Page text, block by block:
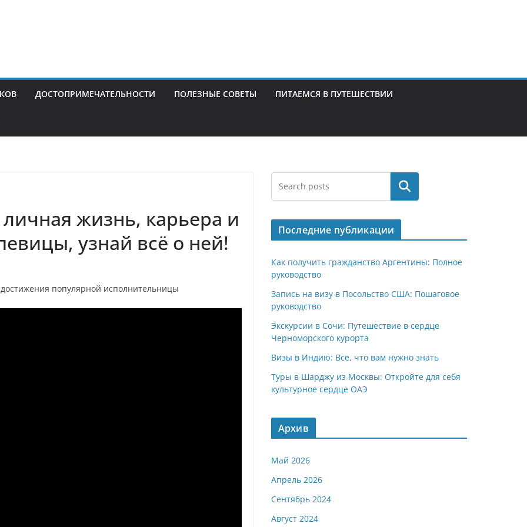
ДОСТОПРИМЕЧАТЕЛЬНОСТИ ПОЛЕЗНЫЕ СОВЕТЫ ПИТАЕМСЯ В ПУТЕШЕСТВИИ
жизнь, карьера и
узнай всё о ней!
Поиск
Последние публикации
Как получить гражданство Аргентины: Полное
руководство
Запись на визу в Посольство США: Пошаговое
руководство
Экскурсии в Сочи: Путешествие в сердце
Черноморского курорта
Визы в Индию: Все, что вам нужно знать
Туры в Шарджу из Москвы: Откройте для себя
культурное сердце ОАЭ
Архив
Май 2026
Апрель 2026
Сентябрь 2024
Август 2024